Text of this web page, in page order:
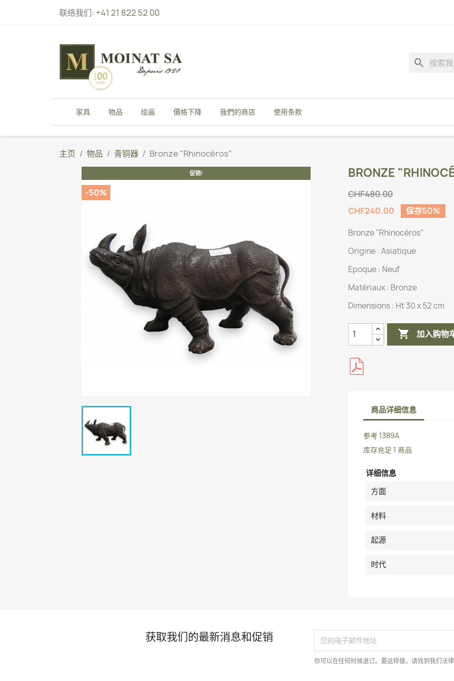
联络我们: +41 21 822 52 00
search
家具 物品 绘画 價格下降 我們的商店 使用条款
主页 物品 青铜器 Bronze "Rhinocéros"
促销!
-50%
BRONZE
CHF480.00
CHF240.00
保存50%
Bronze "Rhinocéros"
Origine : Asiatique
Epoque : Neuf
Matériaux : Bronze
Dimensions : Ht 30 x 52 cm
 加入购物
商品详细信息
参考 1389A
库存充足 1 商品
详细信息
方面
材料
起源
时代
获取我们的最新消息和促销
你可以在任何时候退订。要这样做，请找到我们法